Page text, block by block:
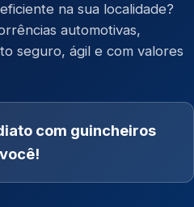
na sua localidade?
automotivas,
seguro, ágil e com valores
com guincheiros